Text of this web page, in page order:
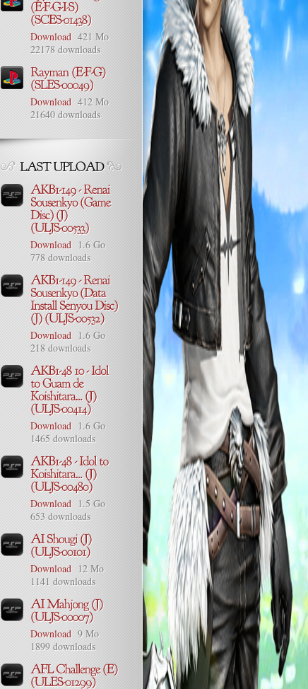
Download 421 Mo
22178 downloads
Download 412 Mo
21640 downloads
Download 1.6 Go
778 downloads
Download 1.6 Go
218 downloads
Download 1.6 Go
1465 downloads
Download 1.5 Go
653 downloads
Download 12 Mo
1141 downloads
Download 9 Mo
1899 downloads